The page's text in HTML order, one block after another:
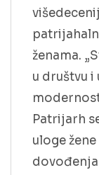
ženama.
u društvu
Patrijarh
uloge